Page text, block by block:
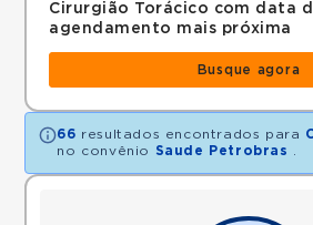
Cirurgião Torácico com data
agendamento mais próxima
Busque agora
66 resultados encontrados para
no convênio
Saude Petrobras